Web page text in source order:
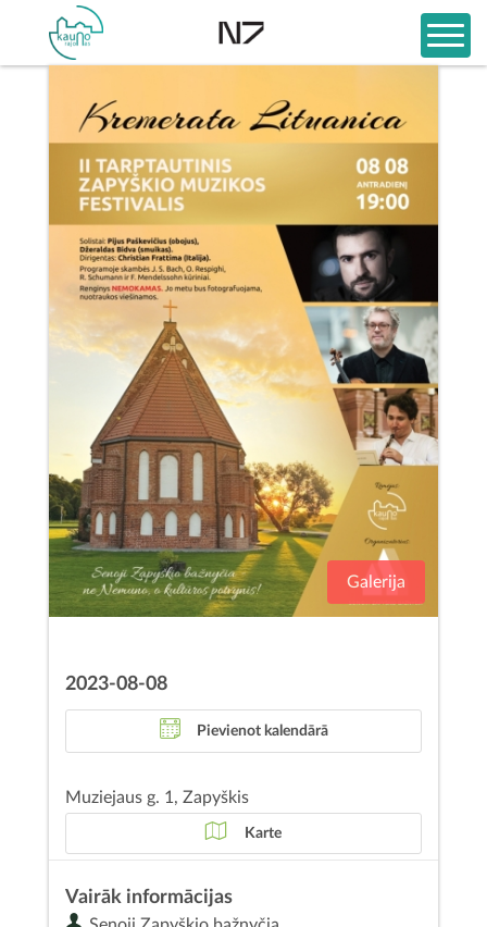
Galerija
2023-08-08
Pievienot kalendārā
Muziejaus g. 1, Zapyškis
Karte
Vairāk informācijas